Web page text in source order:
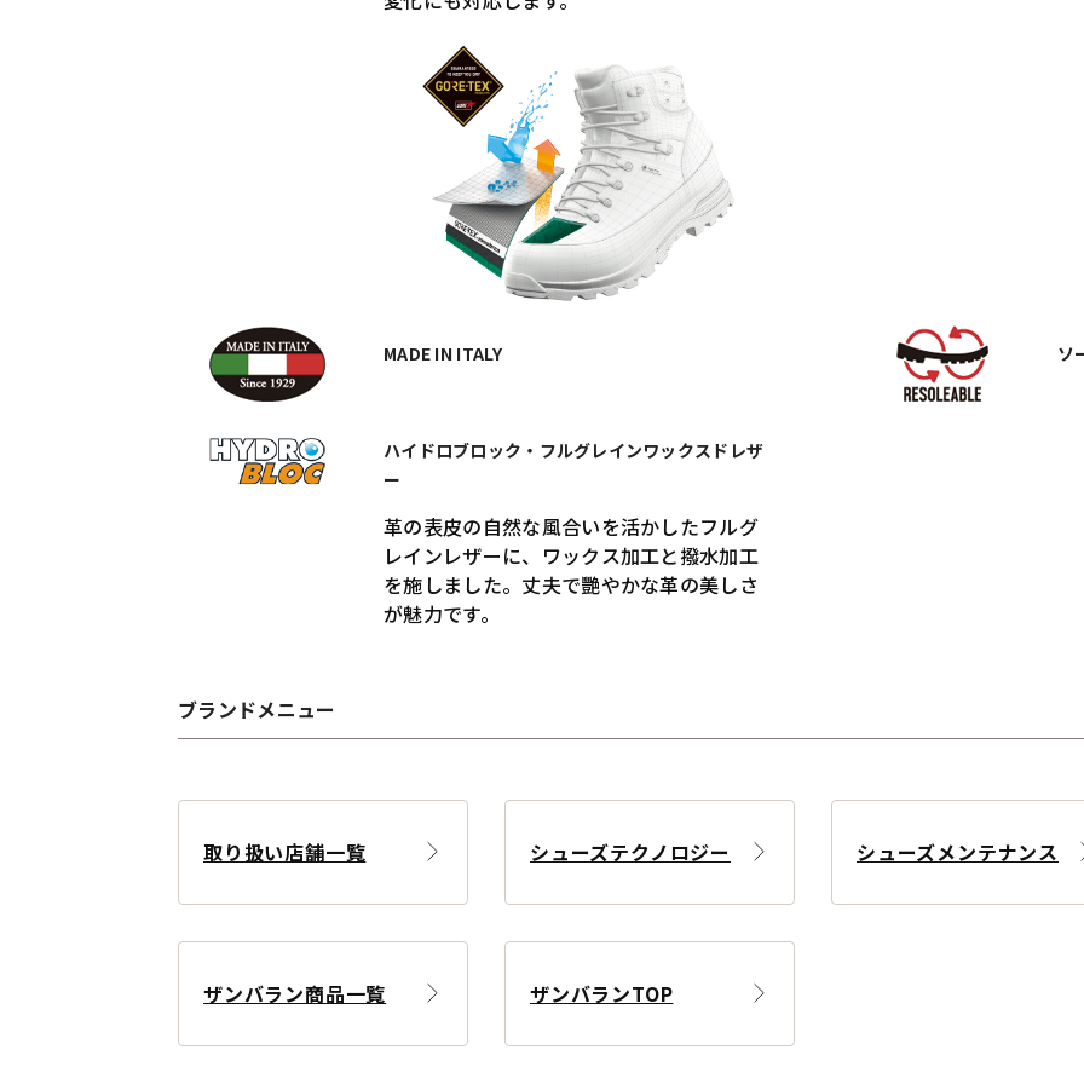
MADE IN ITALY ソ
ハイドロブロック・フルグレインワックスドレザ
ー
革の表皮の自然な風合いを活かしたフルグ
レインレザーに、ワックス加工と撥水加工
を施しました。丈夫で艷やかな革の美しさ
が魅力です。
ブランドメニュー
取り扱い店舗一覧 シューズテクノロジー シューズメンテナンス
ザンバラン商品一覧 ザンバランTOP